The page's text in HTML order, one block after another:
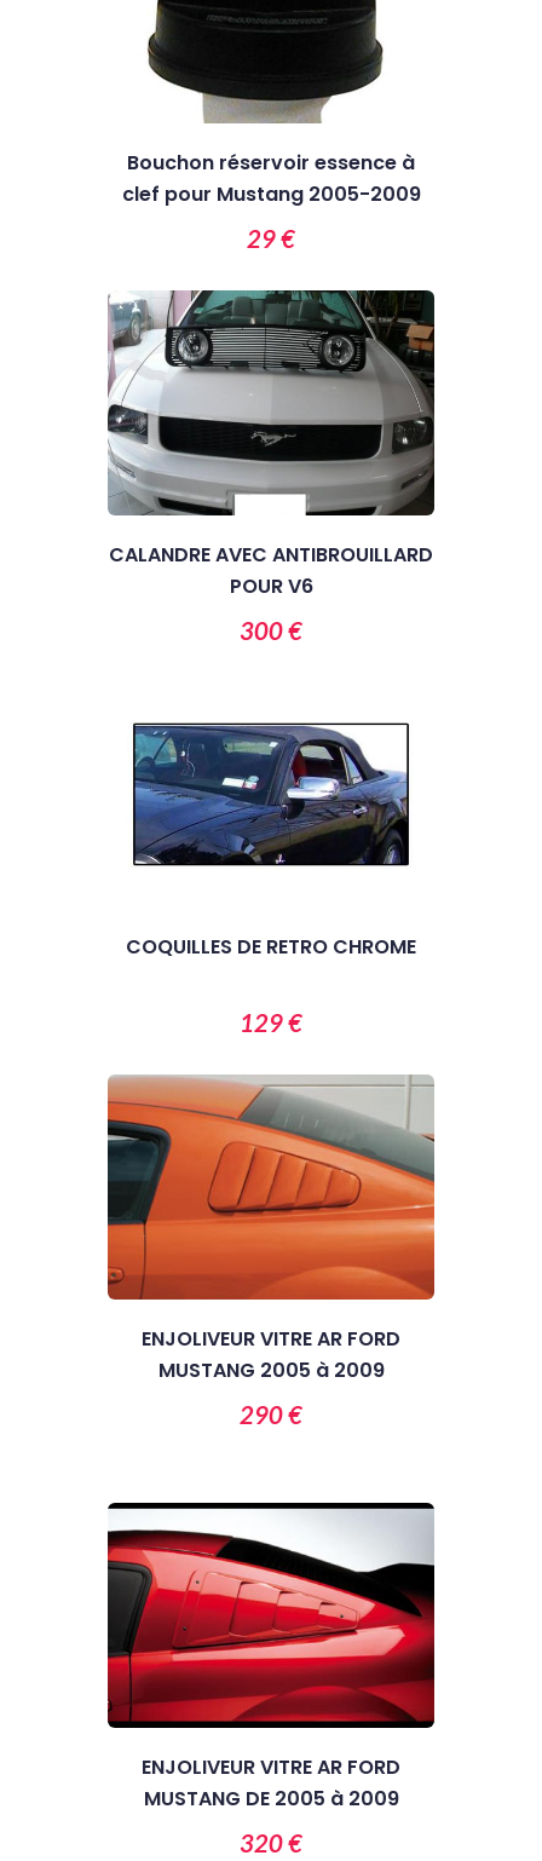
Bouchon réservoir essence à
clef pour Mustang 2005-2009
29 €
CALANDRE AVEC ANTIBROUILLARD
POUR V6
300 €
COQUILLES DE RETRO CHROME
129 €
ENJOLIVEUR VITRE AR FORD
MUSTANG 2005 à 2009
290 €
ENJOLIVEUR VITRE AR FORD
MUSTANG DE 2005 à 2009
320 €